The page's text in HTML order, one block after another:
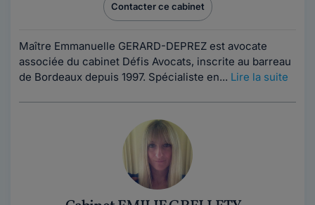
Contacter ce cabinet
Maître Emmanuelle GERARD-DEPREZ est avocate
associée du cabinet Défis Avocats, inscrite au barreau
de Bordeaux depuis 1997. Spécialiste en... Lire la suite